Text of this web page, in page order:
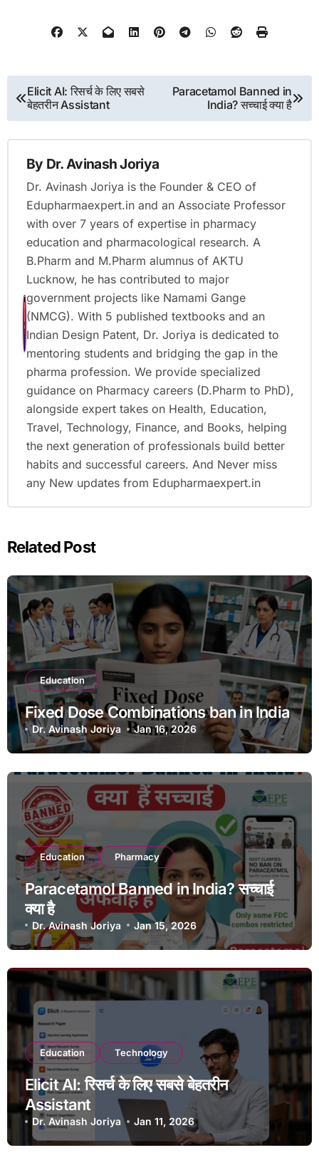
Post
navigation
Elicit AI: रिसर्च के लिए सबसे
बेहतरीन Assistant
Paracetamol Banned in
India? सच्चाई क्या है
By Dr. Avinash Joriya
Dr. Avinash Joriya is the Founder & CEO of
Edupharmaexpert.in and an Associate Professor
with over 7 years of expertise in pharmacy
education and pharmacological research. A
B.Pharm and M.Pharm alumnus of AKTU
Lucknow, he has contributed to major
government projects like Namami Gange
(NMCG). With 5 published textbooks and an
Indian Design Patent, Dr. Joriya is dedicated to
mentoring students and bridging the gap in the
pharma profession. We provide specialized
guidance on Pharmacy careers (D.Pharm to PhD),
alongside expert takes on Health, Education,
Travel, Technology, Finance, and Books, helping
the next generation of professionals build better
habits and successful careers. And Never miss
any New updates from Edupharmaexpert.in
Related Post
Education
Fixed Dose Combinations ban in India
Dr. Avinash Joriya Jan 16, 2026
Education Pharmacy
Paracetamol Banned in India? सच्चाई
क्या है
Dr. Avinash Joriya Jan 15, 2026
Education Technology
Elicit AI: रिसर्च के लिए सबसे बेहतरीन
Assistant
Dr. Avinash Joriya Jan 11, 2026